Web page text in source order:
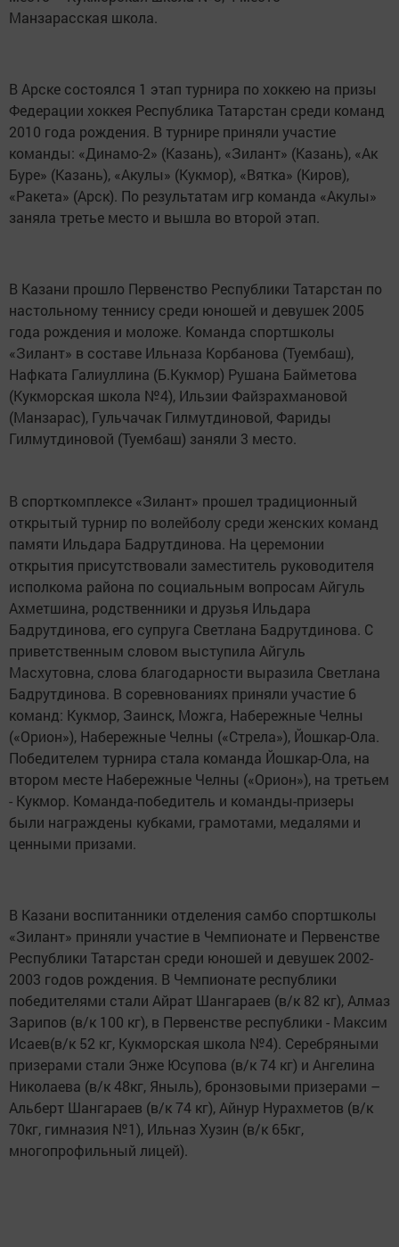
Манзарасская школа.
В Арске состоялся 1 этап турнира по хоккею на призы
Федерации хоккея Республика Татарстан среди команд
2010 года рождения. В турнире приняли участие
команды: «Динамо-2» (Казань), «Зилант» (Казань), «Ак
Буре» (Казань), «Акулы» (Кукмор), «Вятка» (Киров),
«Ракета» (Арск). По результатам игр команда «Акулы»
заняла третье место и вышла во второй этап.
В Казани прошло Первенство Республики Татарстан по
настольному теннису среди юношей и девушек 2005
года рождения и моложе. Команда спортшколы
«Зилант» в составе Ильназа Корбанова (Туембаш),
Нафката Галиуллина (Б.Кукмор) Рушана Байметова
(Кукморская школа №4), Ильзии Файзрахмановой
(Манзарас), Гульчачак Гилмутдиновой, Фариды
Гилмутдиновой (Туембаш) заняли 3 место.
В спорткомплексе «Зилант» прошел традиционный
открытый турнир по волейболу среди женских команд
памяти Ильдара Бадрутдинова. На церемонии
открытия присутствовали заместитель руководителя
исполкома района по социальным вопросам Айгуль
Ахметшина, родственники и друзья Ильдара
Бадрутдинова, его супруга Светлана Бадрутдинова. С
приветственным словом выступила Айгуль
Масхутовна, слова благодарности выразила Светлана
Бадрутдинова. В соревнованиях приняли участие 6
команд: Кукмор, Заинск, Можга, Набережные Челны
(«Орион»), Набережные Челны («Стрела»), Йошкар-Ола.
Победителем турнира стала команда Йошкар-Ола, на
втором месте Набережные Челны («Орион»), на третьем
- Кукмор. Команда-победитель и команды-призеры
были награждены кубками, грамотами, медалями и
ценными призами.
В Казани воспитанники отделения самбо спортшколы
«Зилант» приняли участие в Чемпионате и Первенстве
Республики Татарстан среди юношей и девушек 2002-
2003 годов рождения. В Чемпионате республики
победителями стали Айрат Шангараев (в/к 82 кг), Алмаз
Зарипов (в/к 100 кг), в Первенстве республики - Максим
Исаев(в/к 52 кг, Кукморская школа №4). Серебряными
призерами стали Энже Юсупова (в/к 74 кг) и Ангелина
Николаева (в/к 48кг, Яныль), бронзовыми призерами –
Альберт Шангараев (в/к 74 кг), Айнур Нурахметов (в/к
70кг, гимназия №1), Ильназ Хузин (в/к 65кг,
многопрофильный лицей).